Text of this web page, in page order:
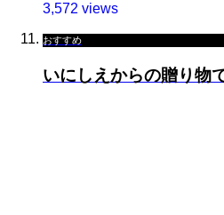
3,572 views
おすすめ
いにしえからの贈り物